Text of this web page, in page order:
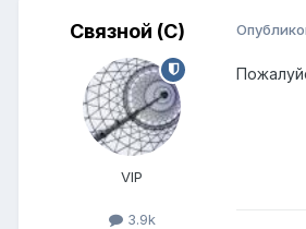
Связной (С)
VIP
3.9k